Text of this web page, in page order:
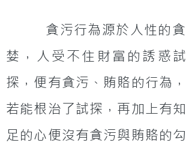
婪，人受不住財富的誘惑試
探，便有貪污、賄賂的行為，
若能根治了試探，再加上有知
足的心便沒有貪污與賄賂的勾